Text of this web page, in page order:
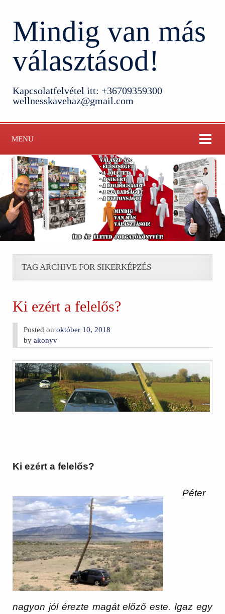
Mindig van más
választásod!
Kapcsolatfelvétel itt: +36709359300
wellnesskavehaz@gmail.com
MENU
TAG ARCHIVE FOR SIKERKÉPZÉS
Ki ezért a felelős?
Posted onoktóber 10, 2018
byakonyv
Ki ezért a felelős?
Péter
nagyon jól érezte magát előző este. Igaz egy